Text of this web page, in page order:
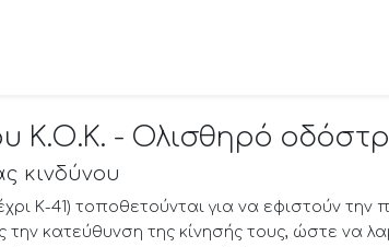
Κ.Ο.Κ. - Ολισθηρό
κινδύνου
Κ-41) τοποθετούνται για να εφιστούν
κατεύθυνση της κίνησής τους, ώστε να